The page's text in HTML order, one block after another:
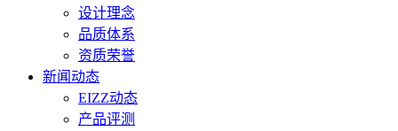
设计理念
品质体系
资质荣誉
新闻动态
EIZZ动态
产品评测